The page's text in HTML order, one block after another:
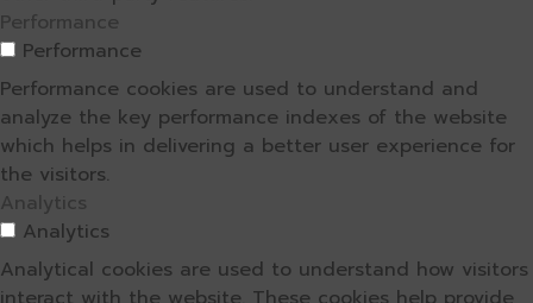
Performance
Performance
Performance cookies are used to understand and
analyze the key performance indexes of the website
which helps in delivering a better user experience for
the visitors.
Analytics
Analytics
Analytical cookies are used to understand how visitors